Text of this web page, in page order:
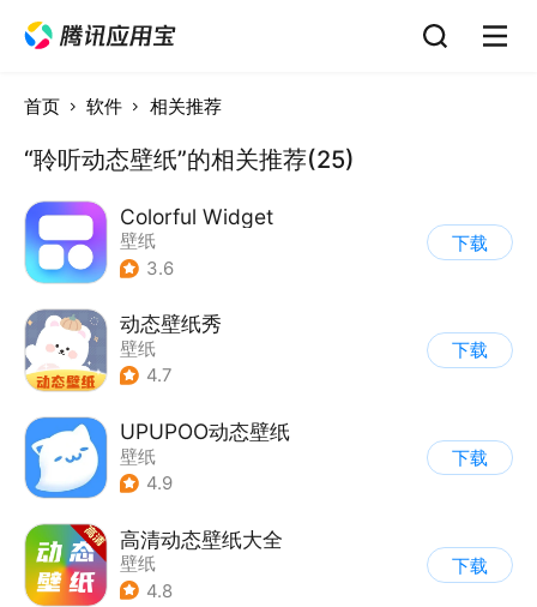
首页 软件 相关推荐
“聆听动态壁纸”的相关推荐(25)
Colorful Widget
壁纸
3.6
下载
动态壁纸秀
壁纸
4.7
下载
UPUPOO动态壁纸
壁纸
4.9
下载
高清动态壁纸大全
壁纸
4.8
下载